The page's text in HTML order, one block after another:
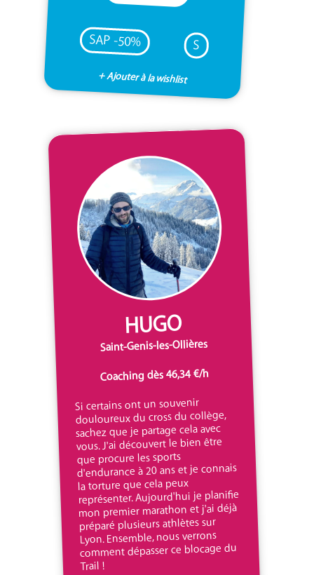
SAP -50% S
+ Ajouter à la wishlist
HUGO
Saint-Genis-les-Ollières
Coaching dès 46,34 €/h
Si certains ont un souvenir
douloureux du cross du collège,
sachez que je partage cela avec
vous. J'ai découvert le bien être
que procure les sports
d'endurance à 20 ans et je connais
la torture que cela peux
représenter. Aujourd'hui je planifie
mon premier marathon et j'ai déjà
préparé plusieurs athlètes sur
Lyon. Ensemble, nous verrons
comment dépasser ce blocage du
Trail !